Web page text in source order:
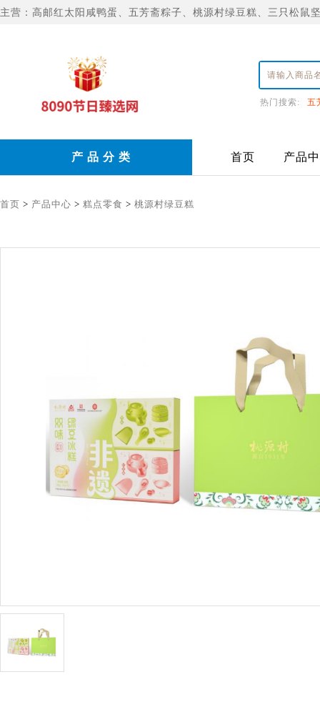
主营：高邮红太阳咸鸭蛋、五芳斋粽子、桃源村绿豆糕、三只松鼠
热门搜索: 五
产 品 分 类 首页 产品
首页 > 产品中心 > 糕点零食 > 桃源村绿豆糕